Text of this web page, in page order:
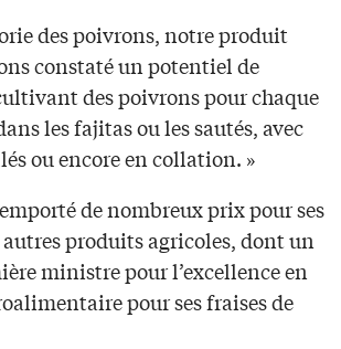
des poivrons, notre produit
constaté un potentiel de
des poivrons pour chaque
les fajitas ou les sautés, avec
ou encore en collation. »
de nombreux prix pour ses
produits agricoles, dont un
ministre pour l’excellence en
pour ses fraises de